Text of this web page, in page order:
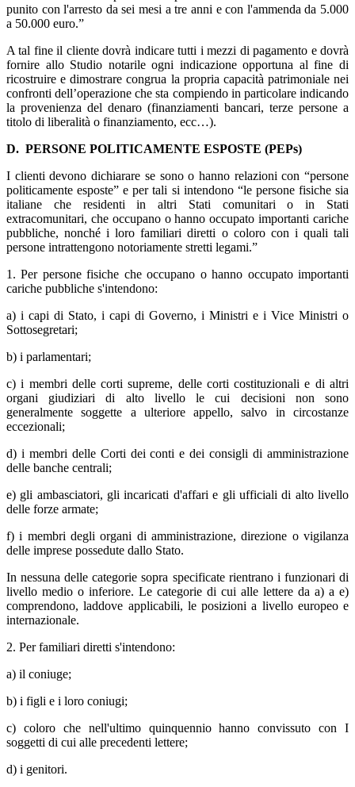
punito con l'arresto da sei mesi a tre anni e con l'ammenda da 5.000
a 50.000 euro.”
A tal fine il cliente dovrà indicare tutti i mezzi di pagamento e dovrà
fornire allo Studio notarile ogni indicazione opportuna al fine di
ricostruire e dimostrare congrua la propria capacità patrimoniale nei
confronti dell’operazione che sta compiendo in particolare indicando
la provenienza del denaro (finanziamenti bancari, terze persone a
titolo di liberalità o finanziamento, ecc…).
D. PERSONE POLITICAMENTE ESPOSTE (PEPs)
I clienti devono dichiarare se sono o hanno relazioni con “persone
politicamente esposte” e per tali si intendono “le persone fisiche sia
italiane che residenti in altri Stati comunitari o in Stati
extracomunitari, che occupano o hanno occupato importanti cariche
pubbliche, nonché i loro familiari diretti o coloro con i quali tali
persone intrattengono notoriamente stretti legami.”
1. Per persone fisiche che occupano o hanno occupato importanti
cariche pubbliche s'intendono:
a) i capi di Stato, i capi di Governo, i Ministri e i Vice Ministri o
Sottosegretari;
b) i parlamentari;
c) i membri delle corti supreme, delle corti costituzionali e di altri
organi giudiziari di alto livello le cui decisioni non sono
generalmente soggette a ulteriore appello, salvo in circostanze
eccezionali;
d) i membri delle Corti dei conti e dei consigli di amministrazione
delle banche centrali;
e) gli ambasciatori, gli incaricati d'affari e gli ufficiali di alto livello
delle forze armate;
f) i membri degli organi di amministrazione, direzione o vigilanza
delle imprese possedute dallo Stato.
In nessuna delle categorie sopra specificate rientrano i funzionari di
livello medio o inferiore. Le categorie di cui alle lettere da a) a e)
comprendono, laddove applicabili, le posizioni a livello europeo e
internazionale.
2. Per familiari diretti s'intendono:
a) il coniuge;
b) i figli e i loro coniugi;
c) coloro che nell'ultimo quinquennio hanno convissuto con I
soggetti di cui alle precedenti lettere;
d) i genitori.